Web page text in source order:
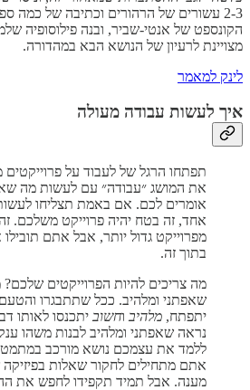
2-3 עשורים של הרהורים וכתיבה של
הקונספט של אנטי-שביר, ובנה פילוסופיה
מצויינת לרעיון של הנושא הבא במהדורה.
לינק למאמר
איך לעשות עבודה מעולה
תפתחו הרגל של לעבוד על
את המושג ״עבודה״ עם לעשות מה
אומרים לכם. אם באמת תצליחו
אחד, זה בטח יהיה פרוייקט משלכם.
מפרוייקט גדול יותר, אבל אתם
בתוך זה.
מה צריכים להיות הפרוייקטים
שאפתני ומלהיב. ככל שתתבגרו
יתפתח, מלהיב וחשוב
אתם מתחילים לחקור שאלות בפיזיקה
מענה. אבל תמיד תקפידו לחפש את